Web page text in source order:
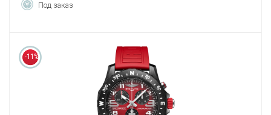
Под заказ
-11%